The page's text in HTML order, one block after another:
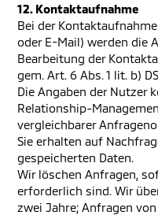
12. Kontaktaufnahme
Bei der
oder E-Mail) werden die
Bearbeitung der
gem. Art. 6 Abs. 1 lit. b)
Die Angaben der Nutzer
Relationship-
vergleichbarer
Sie erhalten auf
gespeicherten Daten.
Wir löschen Anfragen,
erforderlich sind. Wir
zwei Jahre; Anfragen